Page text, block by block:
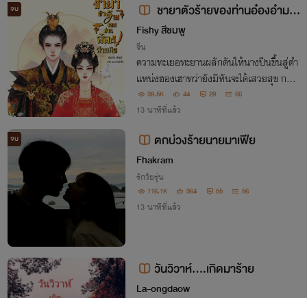
จบ
ชายาตัวร้ายของท่านอ๋องอำมหิ
ต
Fishy สีชมพู
จีน
ความทะเยอทะยานผลักดันให้นางปีนขึ้นสู่ตำ
แหน่งฮองเฮาทว่ายังมิทันจะได้เสวยสุข กลับ
ถูกฮ่องเต้ผู้เป็นสวามีสวมข้อหากบฏลงบนหั
วของนาง เกิดใหม่ครานี้นางไม่ขอเป็นฮองเฮ
39.5K 44 29 66
13 นาทีที่แล้ว
จบ ตกบ่วงร้ายนายมาเฟีย
Fhakram
รักวัยรุ่น
116.1K 364 55 56
13 นาทีที่แล้ว
วันวิวาห์....เกิดมาร้าย
La-ongdaow